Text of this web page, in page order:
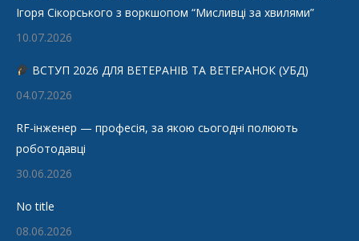
Ігоря Сікорського з воркшопом “Мисливці за хвилями”
10.07.2026
ВСТУП 2026 ДЛЯ ВЕТЕРАНІВ ТА ВЕТЕРАНОК (УБД)
04.07.2026
RF-інженер — професія, за якою сьогодні полюють
роботодавці
30.06.2026
No title
08.06.2026